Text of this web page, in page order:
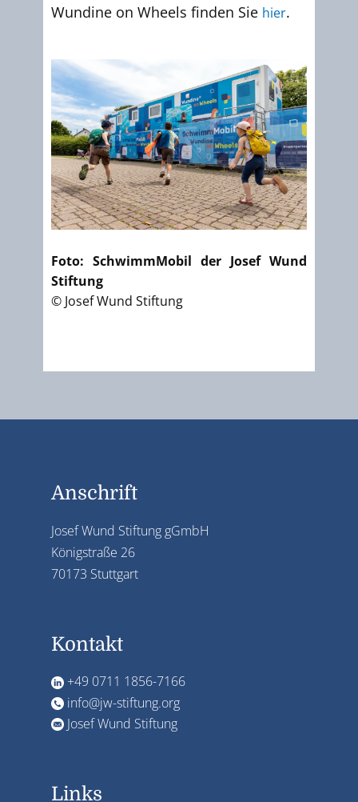
Wundine on Wheels finden Sie hier.
Foto: SchwimmMobil der Josef Wund
Stiftung
© Josef Wund Stiftung
Anschrift
Josef Wund Stiftung gGmbH
Königstraße 26
70173 Stuttgart
Kontakt
+49 0711 1856-7166
info@jw-stiftung.org
Josef Wund Stiftung
Links